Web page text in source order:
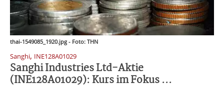
thai-1549085_1920.jpg - Foto: THN
Sanghi, INE128A01029
Sanghi Industries Ltd-Aktie
(INE128A01029): Kurs im Fokus ...